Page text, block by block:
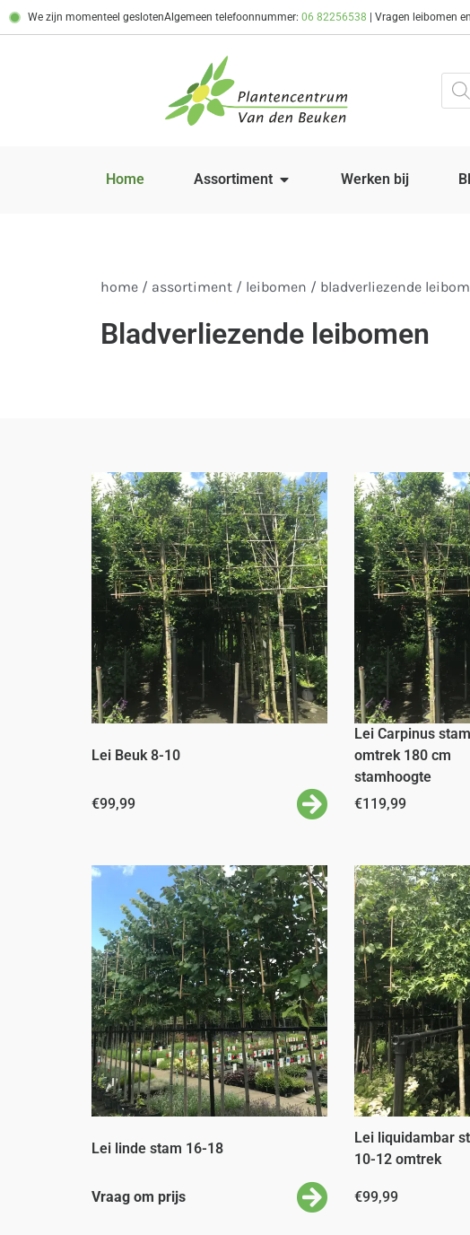
We zijn momenteel geslotenAlgemeen telefoonnummer:06 82256538 | Vragen leibomen
Home Assortiment Werken bij
home / assortiment / leibomen / bladverliezende
Bladverliezende leibomen
Lei Beuk 8-10
€99,99
Lei Carpinus
omtrek 180 cm
stamhoogte
€119,99
Lei linde stam 16-18
Vraag om prijs
Lei liquidambar
10-12 omtrek
€99,99